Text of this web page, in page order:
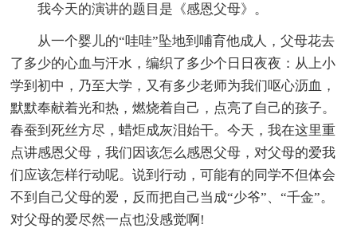
我今天的演讲的题目是《感恩父母》。
从一个婴儿的“哇哇”坠地到哺育他成人，父母花去
了多少的心血与汗水，编织了多少个日日夜夜：从上小
学到初中，乃至大学，又有多少老师为我们呕心沥血，
默默奉献着光和热，燃烧着自己，点亮了自己的孩子。
春蚕到死丝方尽，蜡炬成灰泪始干。今天，我在这里重
点讲感恩父母，我们因该怎么感恩父母，对父母的爱我
们应该怎样行动呢。说到行动，可能有的同学不但体会
不到自己父母的爱，反而把自己当成“少爷”、“千金”。
对父母的爱尽然一点也没感觉啊!